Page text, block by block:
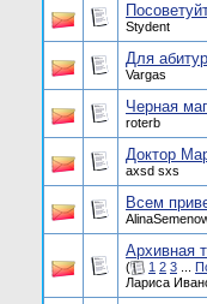
Stydent
Для
Vargas
Черная
roterb
Доктор
axsd sxs
Всем
Архивная
( 1 2 3
Лариса